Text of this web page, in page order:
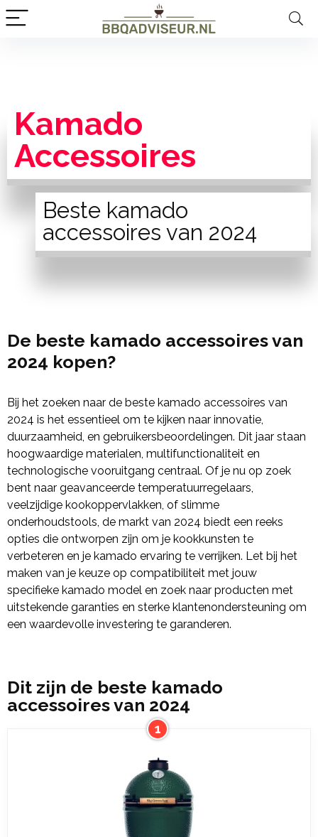
Kamado
Accessoires
Beste kamado
accessoires van 2024
De beste kamado accessoires van
2024 kopen?
Bij het zoeken naar de beste kamado accessoires van
2024 is het essentieel om te kijken naar innovatie,
duurzaamheid, en gebruikersbeoordelingen. Dit jaar staan
hoogwaardige materialen, multifunctionaliteit en
technologische vooruitgang centraal. Of je nu op zoek
bent naar geavanceerde temperatuurregelaars,
veelzijdige kookoppervlakken, of slimme
onderhoudstools, de markt van 2024 biedt een reeks
opties die ontworpen zijn om je kookkunsten te
verbeteren en je kamado ervaring te verrijken. Let bij het
maken van je keuze op compatibiliteit met jouw
specifieke kamado model en zoek naar producten met
uitstekende garanties en sterke klantenondersteuning om
een waardevolle investering te garanderen.
Dit zijn de beste kamado
accessoires van 2024
1